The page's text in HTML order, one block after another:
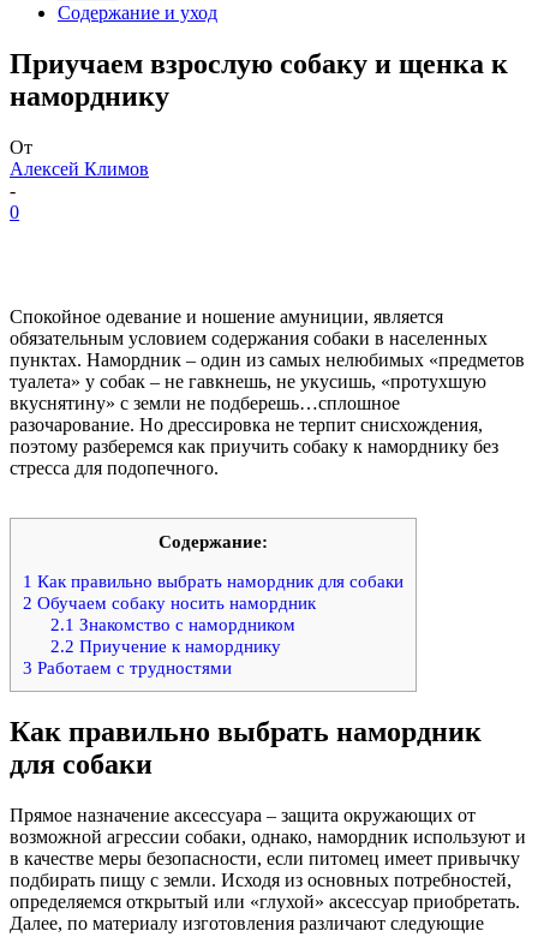
Содержание и уход
Приучаем взрослую собаку и щенка к
наморднику
От
Алексей Климов
-
0
Спокойное одевание и ношение амуниции, является
обязательным условием содержания собаки в населенных
пунктах. Намордник – один из самых нелюбимых «предметов
туалета» у собак – не гавкнешь, не укусишь, «протухшую
вкуснятину» с земли не подберешь…сплошное
разочарование. Но дрессировка не терпит снисхождения,
поэтому разберемся как приучить собаку к наморднику без
стресса для подопечного.
Содержание:
1 Как правильно выбрать намордник для собаки
2 Обучаем собаку носить намордник
2.1 Знакомство с намордником
2.2 Приучение к наморднику
3 Работаем с трудностями
Как правильно выбрать намордник
для собаки
Прямое назначение аксессуара – защита окружающих от
возможной агрессии собаки, однако, намордник используют и
в качестве меры безопасности, если питомец имеет привычку
подбирать пищу с земли. Исходя из основных потребностей,
определяемся открытый или «глухой» аксессуар приобретать.
Далее, по материалу изготовления различают следующие